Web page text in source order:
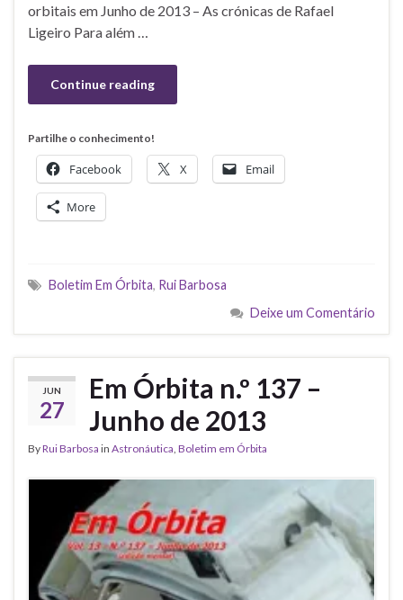
orbitais em Junho de 2013 – As crónicas de Rafael
Ligeiro Para além …
Continue reading
Partilhe o conhecimento!
Facebook X Email
More
Boletim Em Órbita, Rui Barbosa
Deixe um Comentário
JUN
27
Em Órbita n.º 137 –
Junho de 2013
ByRui Barbosa in Astronáutica Boletim em Órbita